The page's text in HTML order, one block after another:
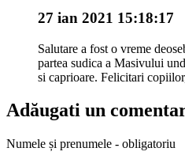
27 ian 2021 15:18:17
Salutare a fost o vreme
partea sudica a Masivului
si caprioare. Felicitari
Adăugati un
Numele și prenumele - obligatoriu